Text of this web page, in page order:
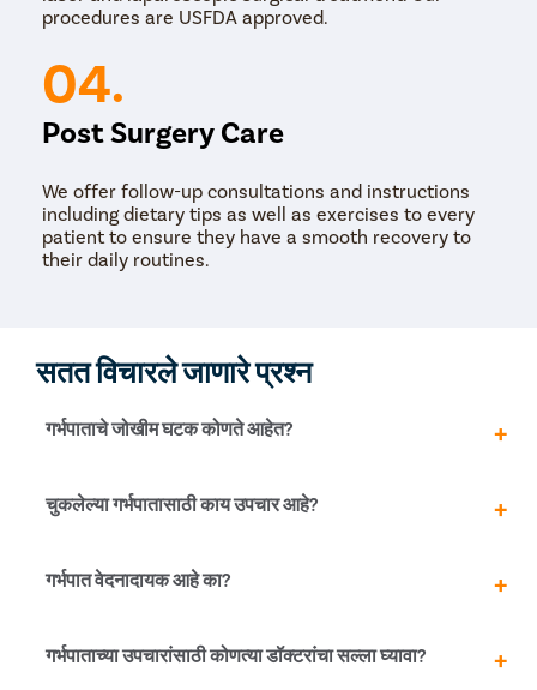
procedures are USFDA approved.
04.
Post Surgery Care
We offer follow-up consultations and instructions
including dietary tips as well as exercises to every
patient to ensure they have a smooth recovery to
their daily routines.
सतत विचारले जाणारे प्रश्न
गर्भपाताचे जोखीम घटक कोणते आहेत?
अनेक जोखीम घटक गर्भपात होण्याची शक्यता वाढवू शकतात. त्यापैकी
काही आहेत:
औषधीचे दुरुपयोग
ओटीपोटात आघात
अत्यधिक दारू दुरुपयोग
चुकलेल्या गर्भपातासाठी काय उपचार आहे?
मिसकॅरेजच्या बाबतीत, सामान्य उपचार पद्धतींमध्ये अपेक्षित व्यवस्थापन
व्यवस्थापन (D&C) यांचा समावेश होतो.
गर्भपात वेदनादायक आहे का?
गर्भपात नेहमीच वेदनादायक नसतो. बहुतेक प्रकरणांमध्ये, आईला
गर्भपाताच्या उपचारांसाठी कोणत्या डॉक्टरांचा सल्ला घ्यावा?